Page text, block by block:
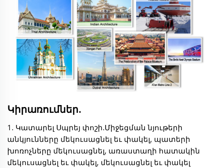
Կիրառումներ.
1. Կատարել Սպրեյ փոշի.Միջեցման նյութերի
անկյունները մեկուսացնել եւ փակել, պատերի
խոռոչները մեկուսացնել, առաստաղի հատակին
մեկուսացնել եւ փակել, մեկուսացնել եւ փակել